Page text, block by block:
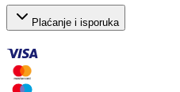
Plaćanje i isporuka